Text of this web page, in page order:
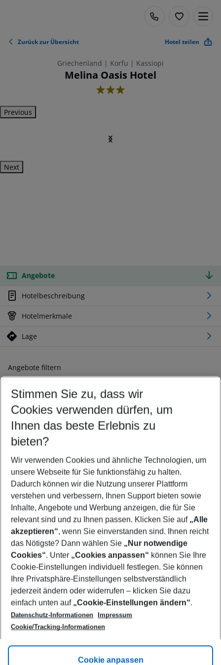
Zurück zur Übersicht Hotel teilen
Griechenland | Korfu | Kassiopi
Melina Oasis Hotel
3
Previous
Next
Angebote
Hotelbeschreibung
Hotelmerkmale
Lage
Angebote filtern
Ändern Sie Ihre Kriterien nach Ihren Wünschen
Abflughafen wählen
Beliebiger Abflughafen
Reisezeitraum wählen
12.08.26– 10.08.27 5-8 Nächte
2 Erwachsene Keine Kinder
Mehr Filter anzeigen
Footer
Footer navigation
Über uns
AGB
Cookie-Einstellungen ändern
Cookie-Richtlinie
Datenschutz
Service & Hilfe
Barrierefreies Reisen
Check-in
Flugbeschränkungen
Folgen Sie uns
Stimmen Sie zu, dass wir
Cookies verwenden dürfen, um
Ihnen das beste Erlebnis zu
bieten?
Wir verwenden Cookies und ähnliche Technologien, um
unsere Webseite für Sie funktionsfähig zu halten.
Dadurch können wir die Nutzung unserer Plattform
verstehen und verbessern, Ihnen Support bieten sowie
Inhalte, Angebote und Werbung anzeigen, die für Sie
relevant sind und zu Ihnen passen. Klicken Sie auf „Alle
akzeptieren“, wenn Sie einverstanden sind. Ihnen reicht
das Nötigste? Dann wählen Sie „Nur notwendige
Cookies“. Unter „Cookies anpassen“ können Sie Ihre
Cookie-Einstellungen individuell festlegen. Sie können
Ihre Privatsphäre-Einstellungen selbstverständlich
jederzeit ändern oder widerrufen – klicken Sie dazu
einfach unten auf „Cookie-Einstellungen ändern“.
Datenschutz-Informationen
Impressum
Cookie/Tracking-Informationen
Cookie anpassen